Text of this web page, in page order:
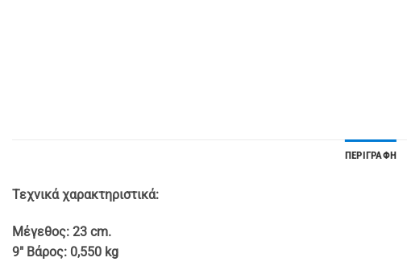
ΠΕΡΙΓΡΑΦΉ
Τεχνικά χαρακτηριστικά:
Μέγεθος: 23 cm.
9″ Βάρος: 0,550 kg